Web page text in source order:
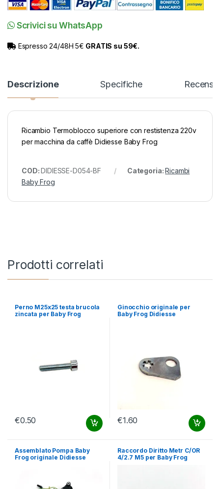
Scrivici su WhatsApp
Espresso 24/48H 5€ GRATIS su 59€.
Descrizione Specifiche
Ricambio Termoblocco superiore con restistenza 220v
per macchina da caffè Didiesse Baby Frog
COD:DIDIESSE-D054-BF Categoria:Ricambi
Baby Frog
Prodotti correlati
Perno M25x25 testa brucola
zincata per Baby Frog
€0.50
Ginocchio originale per
Baby Frog Didiesse
€1.60
Assemblato Pompa Baby
Frog originale Didiesse
Raccordo Diritto Metr C/OR
4/2.7 M5 per Baby Frog